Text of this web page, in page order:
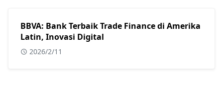
BBVA: Bank Terbaik Trade Finance di Amerika
Latin, Inovasi Digital
2026/2/11